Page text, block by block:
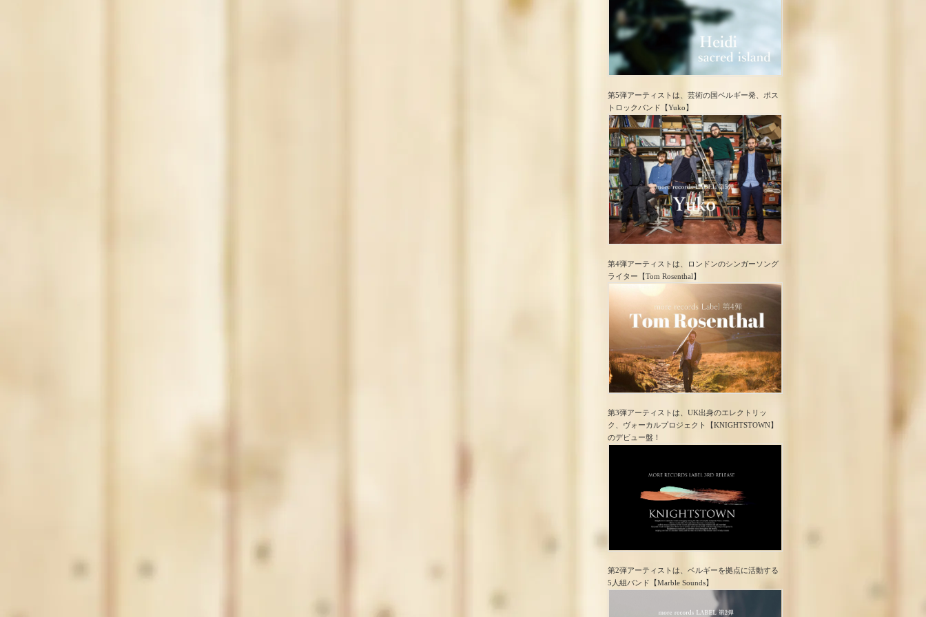
第5弾アーティストは、芸術の国ベルギー発、ポス
トロック​バンド【Yuko】
第4弾アーティストは、ロンドンのシンガーソング
ライター【Tom Rosenthal】
第3弾アーティストは、UK出身のエレクトリッ
ク、ヴォーカルプロジェクト【KNIGHTSTOWN】
のデビュー盤！
第2弾アーティストは、ベルギーを拠点に活動する
5人組バンド【Marble Sounds】